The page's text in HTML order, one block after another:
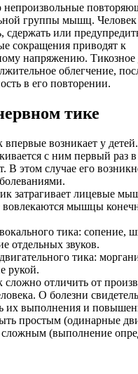
группы мышц. Человек
сдержать или
сокращения приводят к
напряжению.
облегчение,
в его повторении.
тике
возникает у
с ним первый раз в
В этом случае его
затрагивает лицевые
вовлекаются мышцы
тика: сопение,
отдельных звуков.
тика:
рукой.
отличить от
О болезни
их выполнения и
простым (одинарные
(выполнение